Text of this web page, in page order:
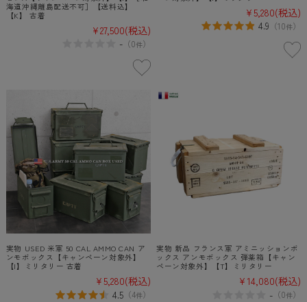
海道沖縄離島配送不可］【送料込】
【K】 古着
¥27,500(税込)
-（0件）
¥5,280(税込)
4.9 （10件）
実物 USED 米軍 50 CAL AMMO CAN ア
ンモボックス【キャンペーン対象外】
【I】ミリタリー 古着
¥5,280(税込)
4.5（4件）
実物 新品 フランス軍 アミニッションボ
ックス アンモボックス 弾薬箱【キャン
ペーン対象外】【T】ミリタリー
¥14,080(税込)
- （0件）